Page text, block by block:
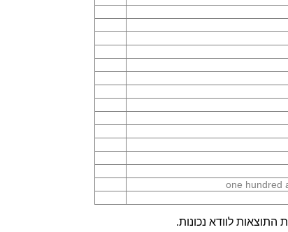
one hundred
לוודא נכונות.